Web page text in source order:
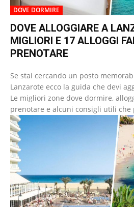
DOVE DORMIRE
DOVE ALLOGGIARE A
MIGLIORI E 17 ALLOGGI
PRENOTARE
Se stai cercando un posto
Lanzarote ecco la guida che devi
Le migliori zone dove dormire,
prenotare e alcuni consigli utili che